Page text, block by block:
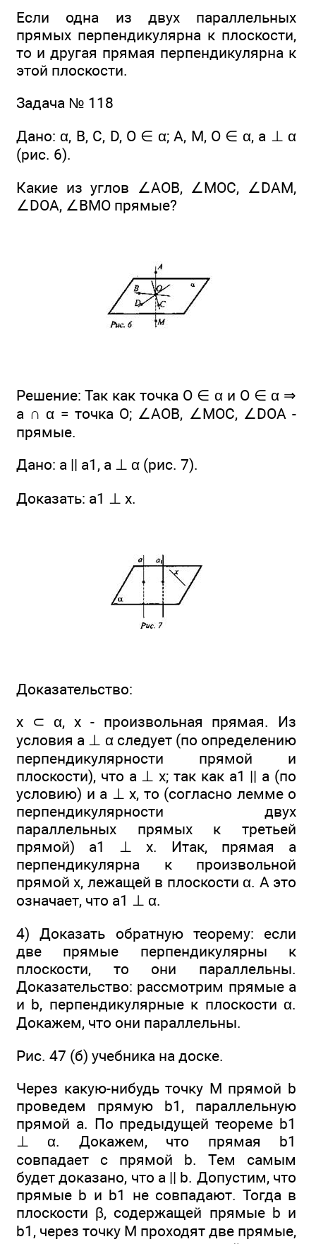
Если одна из двух параллельных
прямых перпендикулярна к плоскости,
то и другая прямая перпендикулярна к
этой плоскости.
Задача № 118
Дано: α, В, С, D, О ∈ α; А, М, О ∈ α, а ⊥ α
(рис. 6).
Какие из углов ∠AOB, ∠MOC, ∠DAM,
∠DOA, ∠BMO прямые?
Решение: Так как точка О ∈ α и О ∈ α ⇒
а ∩ α = точка О; ∠AOB, ∠MOC, ∠DOA -
прямые.
Дано: а || а1, а ⊥ α (рис. 7).
Доказать: а1 ⊥ х.
Доказательство:
x ⊂ α, x - произвольная прямая. Из
условия а ⊥ α следует (по определению
перпендикулярности прямой и
плоскости), что а ⊥ х; так как a1 || а (по
условию) и а ⊥ х, то (согласно лемме о
перпендикулярности двух
параллельных прямых к третьей
прямой) а1 ⊥ х. Итак, прямая а
перпендикулярна к произвольной
прямой х, лежащей в плоскости α. А это
означает, что а1 ⊥ α.
4) Доказать обратную теорему: если
две прямые перпендикулярны к
плоскости, то они параллельны.
Доказательство: рассмотрим прямые а
и b, перпендикулярные к плоскости α.
Докажем, что они параллельны.
Рис. 47 (б) учебника на доске.
Через какую-нибудь точку М прямой b
проведем прямую b1, параллельную
прямой а. По предыдущей теореме b1
⊥ α. Докажем, что прямая b1
совпадает с прямой b. Тем самым
будет доказано, что а || b. Допустим, что
прямые b и b1 не совпадают. Тогда в
плоскости β, содержащей прямые b и
b1, через точку М проходят две прямые,